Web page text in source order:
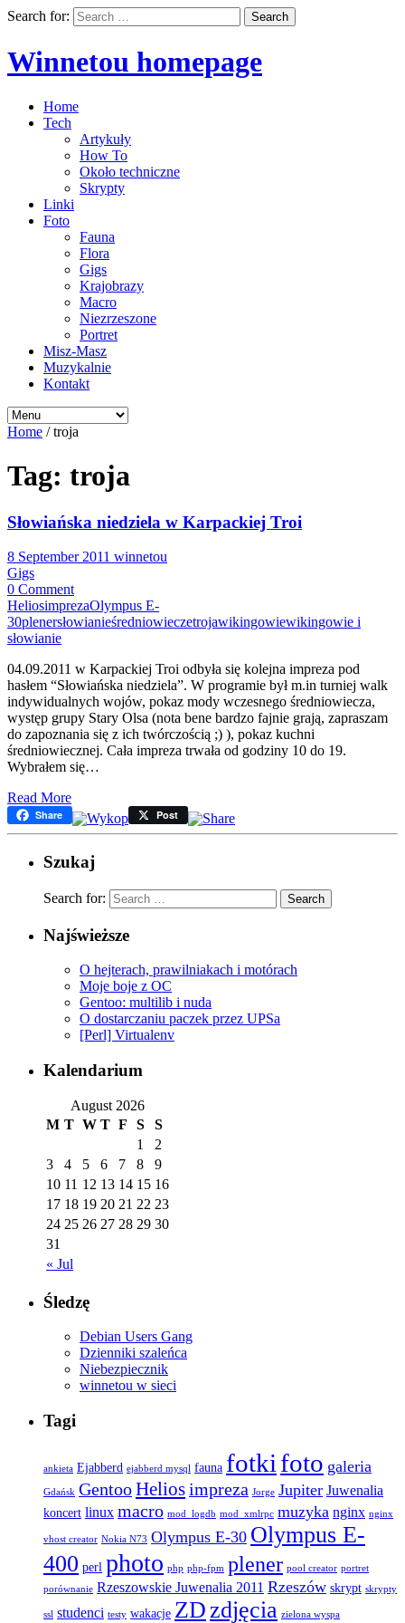
Search for:
Winnetou homepage
Home
Tech
Artykuły
How To
Około techniczne
Skrypty
Linki
Foto
Fauna
Flora
Gigs
Krajobrazy
Macro
Niezrzeszone
Portret
Misz-Masz
Muzykalnie
Kontakt
Home /troja
Tag: troja
Słowiańska niedziela w Karpackiej Troi
8 September 2011 winnetou
Gigs
0 Comment
HeliosimprezaOlympus E-
30plenersłowianieśredniowieczetrojawikingowiewikingowie i
słowianie
04.09.2011 w Karpackiej Troi odbyła się kolejna impreza pod
hasłem “Słowiańska niedziela”. W programie był m.in turniej walk
indywidualnych wojów, pokaz mody wczesnego średniowiecza,
występ grupy Stary Olsa (nota bene bardzo fajnie grają, zapraszam
do zapoznania się z ich twórczością ;) ), pokaz kuchni
średniowiecznej. Cała impreza trwała od godziny 10 do 19.
Wybrałem się…
Read More
Share Post
Szukaj
Search for:
Najświeższe
O hejterach, prawilniakach i motórach
Moje boje z OC
Gentoo: multilib i nuda
O dostarczaniu paczek przez UPSa
[Perl] Virtualenv
Kalendarium
August 2026
M T W T F S S
« Jul
1
2
3
4 5 6 7 8
9
10 11 12 13 14 15 16
17 18 19 20 21 22 23
24 25 26 27 28 29 30
31
Śledzę
Debian Users Gang
Dzienniki szaleńca
Niebezpiecznik
winnetou w sieci
Tagi
ankieta Ejabberd ejabberd mysql fauna fotki foto galeria
Gdańsk GentooHeliosimpreza Jorge Jupiter Juwenalia
koncert linux macro mod_logdb mod_xmlrpc muzyka nginx nginx
vhost creator Nokia N73 Olympus E-30 Olympus E-
400 perl photo php php-fpm plener pool creator portret
porównanie Rzeszowskie Juwenalia 2011 Rzeszów skrypt skrypty
ssl studenci testy wakacje ZD zdjęcia zielona wyspa